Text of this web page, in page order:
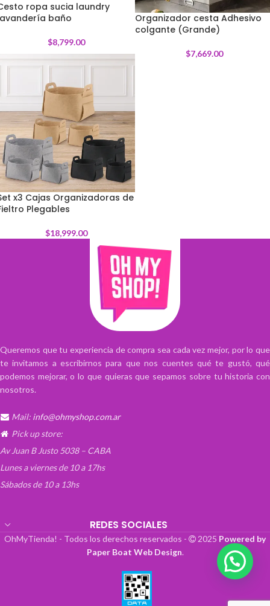
ropa sucia laundry
baño
$8,799.00
Organizador cesta Adhesivo
colgante (Grande)
$7,669.00
x3 Cajas Organizadoras de
Plegables
$18,999.00
Queremos que tu experiencia de compra sea cada vez mejor, por lo que
te invitamos a escribirnos para que nos cuentes qué te gustó, qué
podemos mejorar, o lo que quieras que sepamos sobre tu historia con
nosotros.
Mail: info@ohmyshop.com.ar
Pick up store:
Av Juan B Justo 5038 – CABA
Lunes a viernes de 10 a 17hs
Sábados de 10 a 13hs
REDES SOCIALES
OhMyTienda! - Todos los derechos reservados - 2025 Powered by
Paper Boat Web Design.